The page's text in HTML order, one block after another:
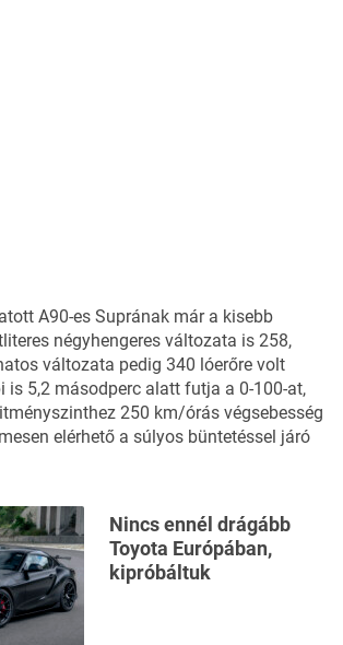
A90-es Suprának már a kisebb
négyhengeres változata is 258,
változata pedig 340 lóerőre volt
is 5,2 másodperc alatt futja a 0-100-at,
250 km/órás végsebesség
elérhető a súlyos büntetéssel járó
Nincs ennél drágább
Toyota Európában,
kipróbáltuk